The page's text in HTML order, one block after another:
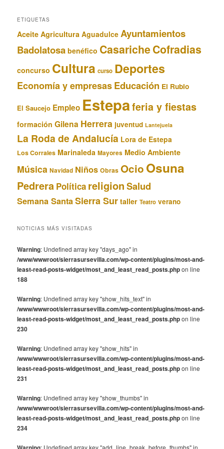
ETIQUETAS
Aceite Agricultura Aguadulce Ayuntamientos
Badolatosa benéfico CasaricheCofradias
concurso Cultura curso Deportes
Economía y empresasEducación El Rubio
El Saucejo Empleo Estepaferia y fiestas
formación Gilena Herrera juventud Lantejuela
La Roda de Andalucía Lora de Estepa
Los Corrales Marinaleda Mayores Medio Ambiente
Música Navidad Niños Obras Ocio Osuna
Pedrera Política religionSalud
Semana SantaSierra Sur taller Teatro verano
NOTICIAS MÁS VISITADAS
Warning: Undefined array key "days_ago" in
/www/wwwroot/sierrasursevilla.com/wp-content/plugins/most-and-
least-read-posts-widget/most_and_least_read_posts.phpon line
188
Warning: Undefined array key "show_hits_text" in
/www/wwwroot/sierrasursevilla.com/wp-content/plugins/most-and-
least-read-posts-widget/most_and_least_read_posts.phpon line
230
Warning: Undefined array key "show_hits" in
/www/wwwroot/sierrasursevilla.com/wp-content/plugins/most-and-
least-read-posts-widget/most_and_least_read_posts.phpon line
231
Warning: Undefined array key "show_thumbs" in
/www/wwwroot/sierrasursevilla.com/wp-content/plugins/most-and-
least-read-posts-widget/most_and_least_read_posts.phpon line
234
: Undefined array key "add_line_break_before_thumbs" in